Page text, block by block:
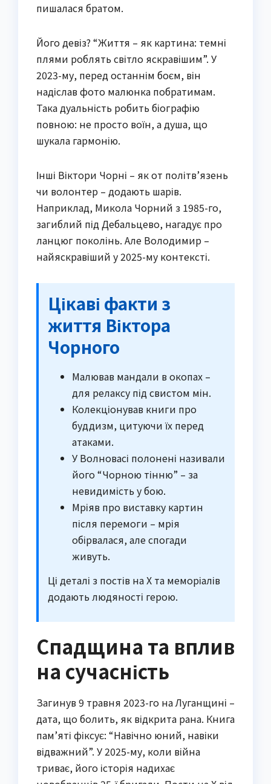
пишалася братом.
Його девіз? “Життя – як картина: темні
плями роблять світло яскравішим”. У
2023-му, перед останнім боєм, він
надіслав фото малюнка побратимам.
Така дуальність робить біографію
повною: не просто воїн, а душа, що
шукала гармонію.
Інші Віктори Чорні – як от політв’язень
чи волонтер – додають шарів.
Наприклад, Микола Чорний з 1985-го,
загиблий під Дебальцево, нагадує про
ланцюг поколінь. Але Володимир –
найяскравіший у 2025-му контексті.
Цікаві факти з
життя Віктора
Чорного
Малював мандали в окопах –
для релаксу під свистом мін.
Колекціонував книги про
буддизм, цитуючи їх перед
атаками.
У Волновасі полонені називали
його “Чорною тінню” – за
невидимість у бою.
Мріяв про виставку картин
після перемоги – мрія
обірвалася, але спогади
живуть.
Ці деталі з постів на X та меморіалів
додають людяності герою.
Спадщина та вплив
на сучасність
Загинув 9 травня 2023-го на Луганщині –
дата, що болить, як відкрита рана. Книга
пам’яті фіксує: “Навічно юний, навіки
відважний”. У 2025-му, коли війна
триває, його історія надихає